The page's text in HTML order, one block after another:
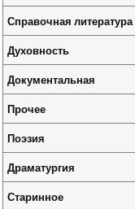
Справочная литература
Духовность
Документальная
Прочее
Поэзия
Драматургия
Старинное